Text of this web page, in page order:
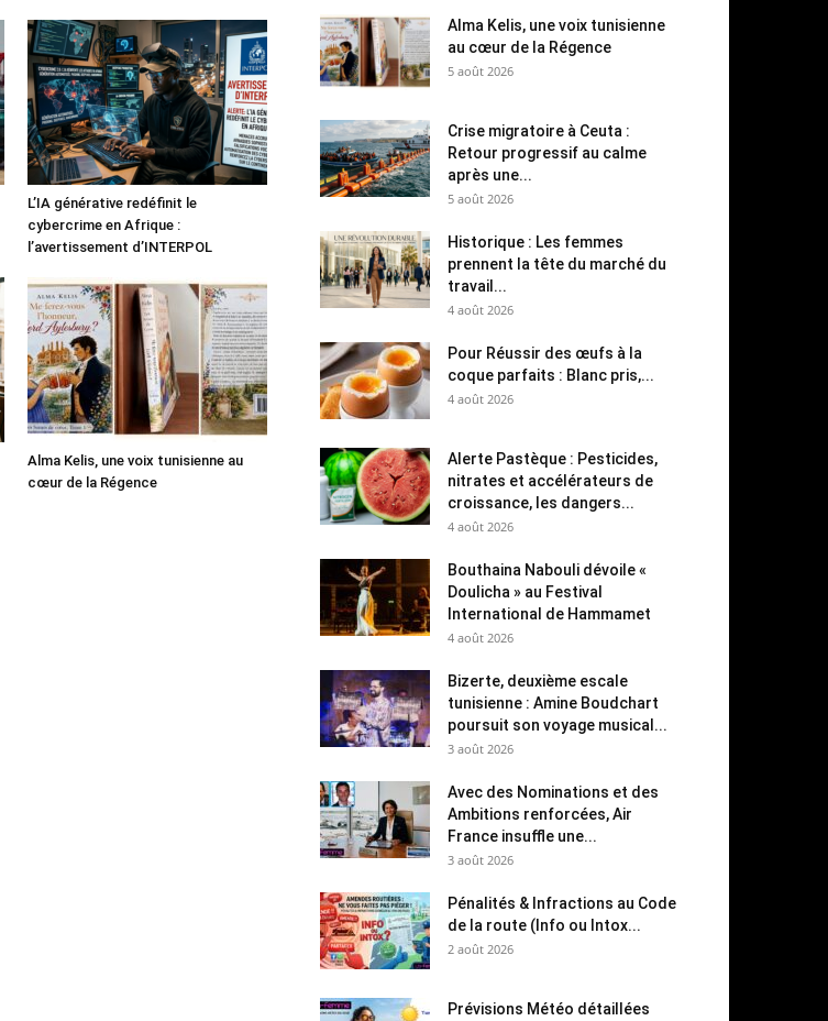
L’IA générative redéfinit le
cybercrime en Afrique :
l’avertissement d’INTERPOL
Alma Kelis, une voix tunisienne au
cœur de la Régence
Alma Kelis, une voix tunisienne
au cœur de la Régence
5 août 2026
Crise migratoire à Ceuta :
Retour progressif au calme
après une...
5 août 2026
Historique : Les femmes
prennent la tête du marché du
travail...
4 août 2026
Pour Réussir des œufs à la
coque parfaits : Blanc pris,...
4 août 2026
Alerte Pastèque : Pesticides,
nitrates et accélérateurs de
croissance, les dangers...
4 août 2026
Bouthaina Nabouli dévoile «
Doulicha » au Festival
International de Hammamet
4 août 2026
Bizerte, deuxième escale
tunisienne : Amine Boudchart
poursuit son voyage musical...
3 août 2026
Avec des Nominations et des
Ambitions renforcées, Air
France insuffle une...
3 août 2026
Pénalités & Infractions au Code
de la route (Info ou Intox...
2 août 2026
Prévisions Météo détaillées